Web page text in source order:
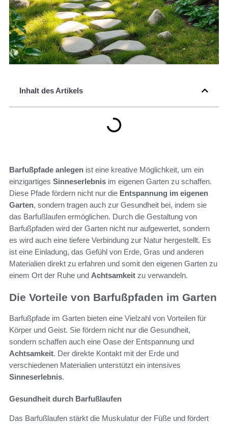
Inhalt des Artikels
Barfußpfade anlegen ist eine kreative Möglichkeit, um ein
einzigartiges Sinneserlebnis im eigenen Garten zu schaffen.
Diese Pfade fördern nicht nur die Entspannung im eigenen
Garten, sondern tragen auch zur Gesundheit bei, indem sie
das Barfußlaufen ermöglichen. Durch die Gestaltung von
Barfußpfaden wird der Garten nicht nur aufgewertet, sondern
es wird auch eine tiefere Verbindung zur Natur hergestellt. Es
ist eine Einladung, das Gefühl von Erde, Gras und anderen
Materialien direkt zu erfahren und somit den eigenen Garten zu
einem Ort der Ruhe und Achtsamkeit zu verwandeln.
Die Vorteile von Barfußpfaden im Garten
Barfußpfade im Garten bieten eine Vielzahl von Vorteilen für
Körper und Geist. Sie fördern nicht nur die Gesundheit,
sondern schaffen auch eine Oase der Entspannung und
Achtsamkeit. Der direkte Kontakt mit der Erde und
verschiedenen Materialien unterstützt ein intensives
Sinneserlebnis.
Gesundheit durch Barfußlaufen
Das Barfußlaufen stärkt die Muskulatur der Füße und fördert